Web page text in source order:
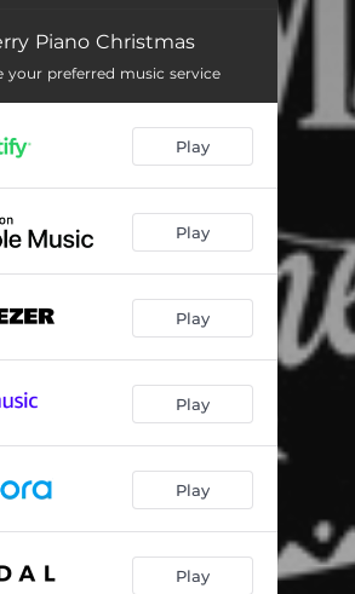
nu til julefest
Ye Faithful 04:14
bragt velsignet bud
jeg skyde 04:08
Hark! The Herald Angels Sing / Gloria (In Exelsis Deo) 04:45
lag i mit hjerte 03:31
at sige 02:30
sang 04:25
03:02
God Rest You Merry, Gentlemen 03:40
en rosengård
Piano Christmas
your preferred music service
Play
Play
Play
Play
Play
Play